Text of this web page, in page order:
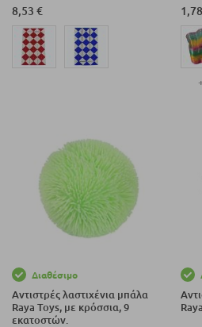
8,53 €
Διαθέσιμο
Αντιστρές λαστιχένια μπάλα
Raya Toys, με κρόσσια, 9
εκατοστών.